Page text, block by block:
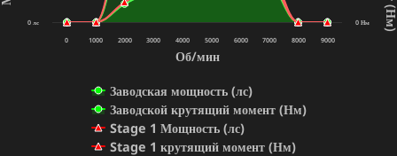
Об/мин
Заводская мощность (лс)
Заводской крутящий момент (Нм)
Stage 1 Мощность (лс)
Stage 1 крутящий момент (Нм)
0 1000 2000 3000 4000 5000 6000 7000 8000 9000
0 лс 0 Нм